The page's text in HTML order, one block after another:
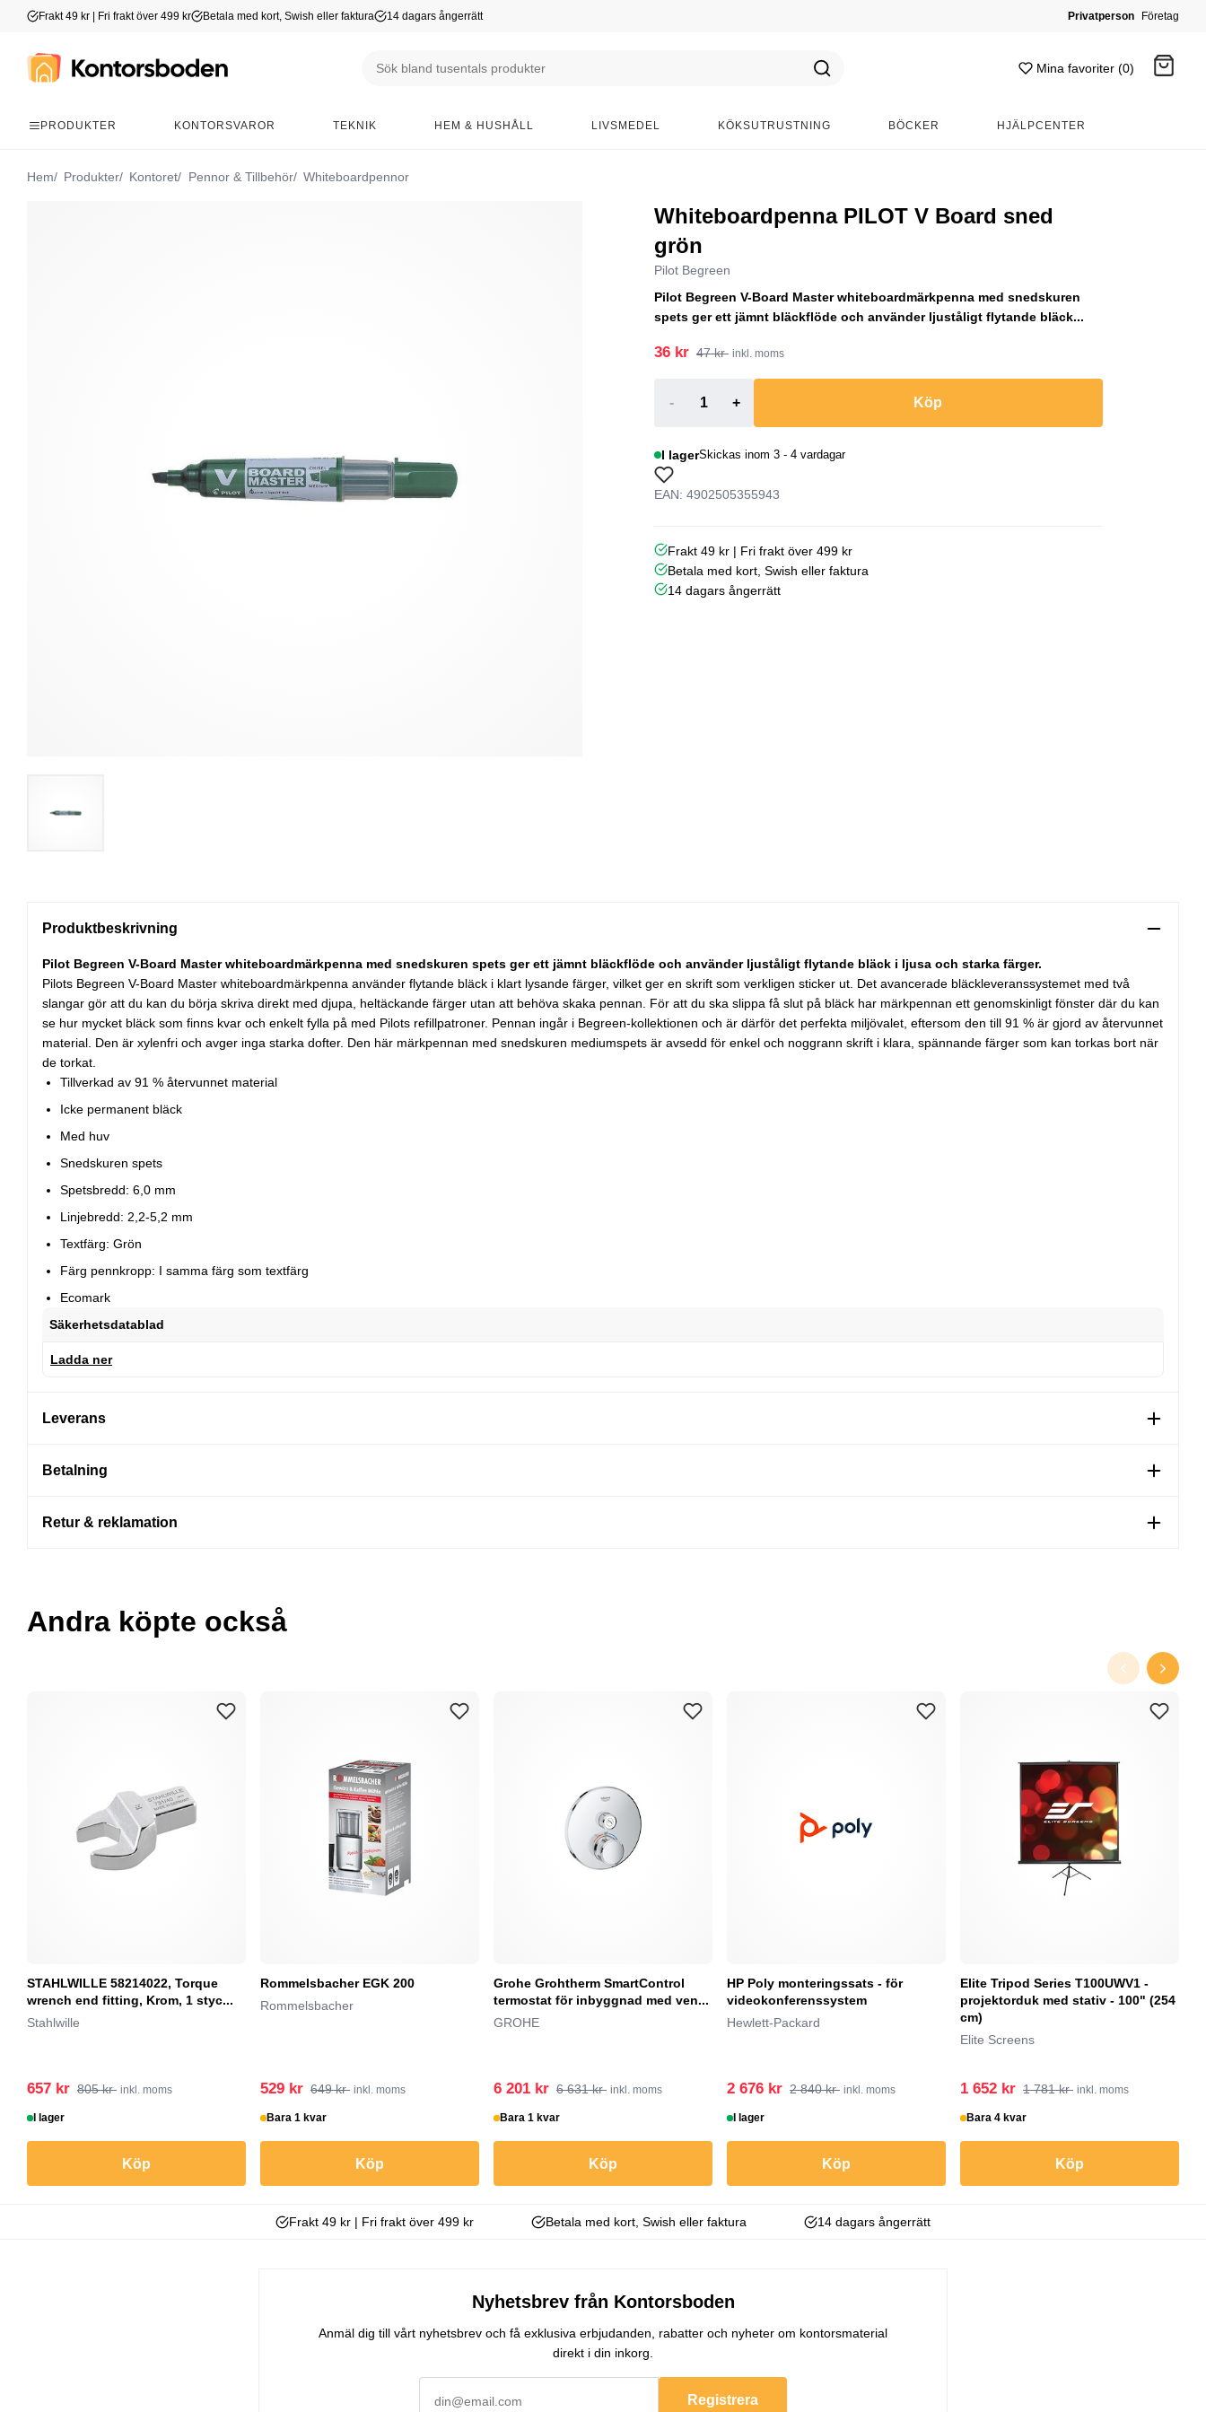
Frakt 49 kr | Fri frakt över 499 kr Betala med kort, Swish eller faktura 14 dagars ångerrätt Privatperson Företag
Mina favoriter (0)
PRODUKTER KONTORSVAROR TEKNIK HEM & HUSHÅLL LIVSMEDEL KÖKSUTRUSTNING BÖCKER HJÄLPCENTER
Hem Produkter Kontoret Pennor & Tillbehör Whiteboardpennor
Whiteboardpenna PILOT V Board sned
grön
Pilot Begreen
Pilot Begreen V-Board Master whiteboardmärkpenna med snedskuren
spets ger ett jämnt bläckflöde och använder ljuståligt flytande bläck...
36 kr 47 kr inkl. moms
- + Köp
I lagerSkickas inom 3 - 4 vardagar
EAN: 4902505355943
Frakt 49 kr | Fri frakt över 499 kr
Betala med kort, Swish eller faktura
14 dagars ångerrätt
Produktbeskrivning
Pilot Begreen V-Board Master whiteboardmärkpenna med snedskuren spets ger ett jämnt bläckflöde och använder ljuståligt flytande bläck i ljusa och starka färger.
Pilots Begreen V-Board Master whiteboardmärkpenna använder flytande bläck i klart lysande färger, vilket ger en skrift som verkligen sticker ut. Det avancerade bläckleveranssystemet med två
slangar gör att du kan du börja skriva direkt med djupa, heltäckande färger utan att behöva skaka pennan. För att du ska slippa få slut på bläck har märkpennan ett genomskinligt fönster där du kan
se hur mycket bläck som finns kvar och enkelt fylla på med Pilots refillpatroner. Pennan ingår i Begreen-kollektionen och är därför det perfekta miljövalet, eftersom den till 91 % är gjord av återvunnet
material. Den är xylenfri och avger inga starka dofter. Den här märkpennan med snedskuren mediumspets är avsedd för enkel och noggrann skrift i klara, spännande färger som kan torkas bort när
de torkat.
Tillverkad av 91 % återvunnet material
Icke permanent bläck
Med huv
Snedskuren spets
Spetsbredd: 6,0 mm
Linjebredd: 2,2-5,2 mm
Textfärg: Grön
Färg pennkropp: I samma färg som textfärg
Ecomark
Säkerhetsdatablad
Ladda ner
Leverans
Betalning
Retur & reklamation
Andra köpte också
STAHLWILLE 58214022, Torque
wrench end fitting, Krom, 1 styc...
Stahlwille
657 kr 805 kr inkl. moms
I lager
Köp
Rommelsbacher EGK 200
Rommelsbacher
529 kr 649 kr inkl. moms
Bara 1 kvar
Köp
Grohe Grohtherm SmartControl
termostat för inbyggnad med ven...
GROHE
6 201 kr 6 631 kr inkl. moms
Bara 1 kvar
Köp
HP Poly monteringssats - för
videokonferenssystem
Hewlett-Packard
2 676 kr 2 840 kr inkl. moms
I lager
Köp
Elite Tripod Series T100UWV1 -
projektorduk med stativ - 100" (254
cm)
Elite Screens
1 652 kr 1 781 kr inkl. moms
Bara 4 kvar
Köp
Frakt 49 kr | Fri frakt över 499 kr Betala med kort, Swish eller faktura 14 dagars ångerrätt
Nyhetsbrev från Kontorsboden
Anmäl dig till vårt nyhetsbrev och få exklusiva erbjudanden, rabatter och nyheter om kontorsmaterial
direkt i din inkorg.
Registrera